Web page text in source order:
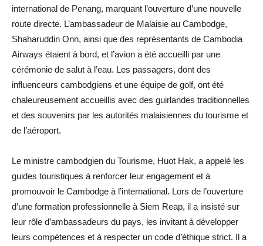
international de Penang, marquant l’ouverture d’une nouvelle
route directe. L’ambassadeur de Malaisie au Cambodge,
Shaharuddin Onn, ainsi que des représentants de Cambodia
Airways étaient à bord, et l’avion a été accueilli par une
cérémonie de salut à l’eau. Les passagers, dont des
influenceurs cambodgiens et une équipe de golf, ont été
chaleureusement accueillis avec des guirlandes traditionnelles
et des souvenirs par les autorités malaisiennes du tourisme et
de l’aéroport.
Le ministre cambodgien du Tourisme, Huot Hak, a appelé les
guides touristiques à renforcer leur engagement et à
promouvoir le Cambodge à l’international. Lors de l’ouverture
d’une formation professionnelle à Siem Reap, il a insisté sur
leur rôle d’ambassadeurs du pays, les invitant à développer
leurs compétences et à respecter un code d’éthique strict. Il a